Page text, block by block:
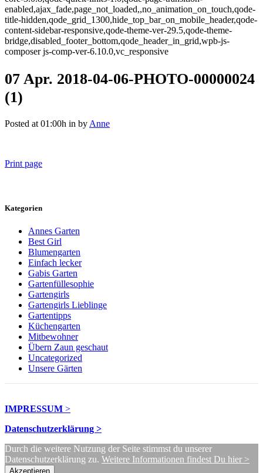
enabled,ajax_fade,page_not_loaded,,no_animation_on_touch,qode-
title-hidden,qode_grid_1300,hide_top_bar_on_mobile_header,qode-
content-sidebar-responsive,qode-theme-ver-29.5,qode-theme-
bridge,disabled_footer_bottom,qode_header_in_grid,wpb-js-
composer js-comp-ver-6.10.0,vc_responsive
07 Apr. 2018-04-06-PHOTO-00000024
(1)
Posted at 01:00h in byAnne
Print page
Kategorien
Annes Garten
Best Girl
Blumengarten
Einfach lecker
Gabis Garten
Gartenfüllesophie
Gartengirls
Gartengirls Lieblinge
Gartentipps
Küchengarten
Mitbewohner
Übern Zaun geschaut
Uncategorized
Unsere Gärten
IMPRESSUM >
Datenschutzerklärung >
Durch die weitere Nutzung der Seite stimmst du unserer
Datenschutzerklärung zu. Weitere Informationen findest Du hier >
Akzeptieren